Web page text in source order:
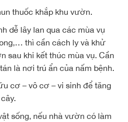
thuốc khắp khu vườn.
dễ lây lan qua các mùa vụ
thì cần cách ly và khử
sau khi kết thúc mùa vụ. Cần
là nơi trú ẩn của nấm bệnh.
cơ – vô cơ – vi sinh để tăng
sống, nếu nhà vườn có làm